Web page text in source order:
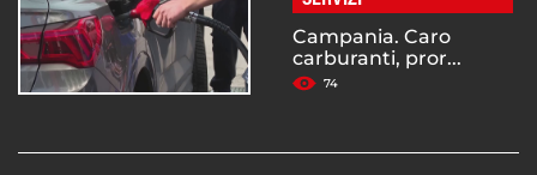
Campania. Caro
carburanti, pror...
74